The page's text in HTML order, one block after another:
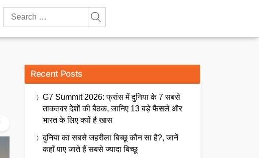
Search
Recent Posts
G7 Summit 2026: फ्रांस में दुनिया के 7 सबसे
ताकतवर देशों की बैठक, जानिए 13 बड़े फैसले और
भारत के लिए क्यों है खास
दुनिया का सबसे जहरीला बिच्छू कौन सा है?, जानें
कहाँ पाए जाते हैं सबसे ज्यादा बिच्छू